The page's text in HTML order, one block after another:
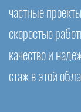
частные
скоростью
качество и
стаж в этой